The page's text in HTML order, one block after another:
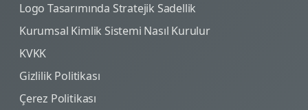
Logo Tasarımında Stratejik Sadellik
Kurumsal Kimlik Sistemi Nasıl Kurulur
KVKK
Gizlilik Politikası
Çerez Politikası